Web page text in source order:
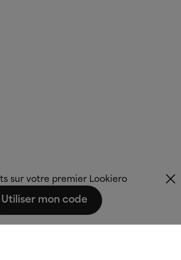
sur votre premier Lookiero
Utiliser mon code